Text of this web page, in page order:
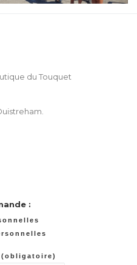
du Touquet
:
(obligatoire)